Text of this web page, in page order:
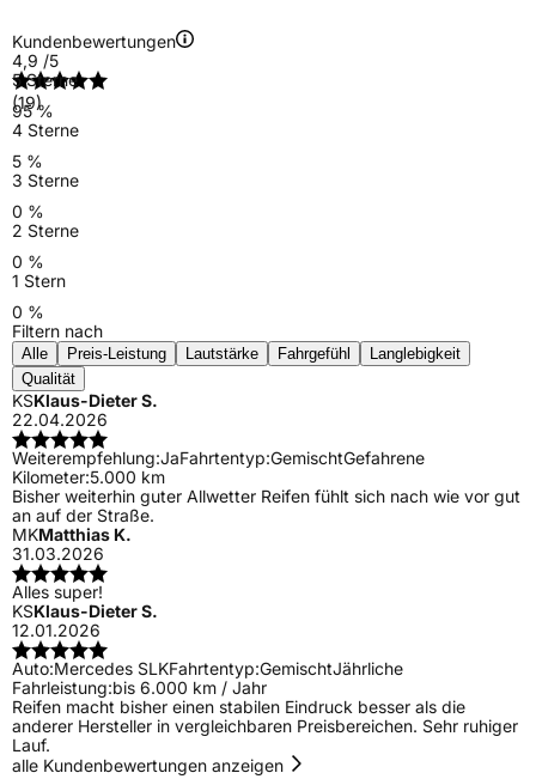
Kundenbewertungen
4,9 /5
(19)
5 Sterne
95 %
4 Sterne
5 %
3 Sterne
0 %
2 Sterne
0 %
1 Stern
0 %
Filtern nach
Alle Preis-Leistung Lautstärke Fahrgefühl
Langlebigkeit
Qualität
KSKlaus-Dieter S.
22.04.2026
Weiterempfehlung:JaFahrtentyp:GemischtGefahrene
Kilometer:5.000 km
Bisher weiterhin guter Allwetter Reifen fühlt sich nach wie vor gut
an auf der Straße.
MKMatthias K.
31.03.2026
Alles super!
KSKlaus-Dieter S.
12.01.2026
Auto:Mercedes SLKFahrtentyp:GemischtJährliche
Fahrleistung:bis 6.000 km / Jahr
Reifen macht bisher einen stabilen Eindruck besser als die
anderer Hersteller in vergleichbaren Preisbereichen. Sehr ruhiger
Lauf.
alle Kundenbewertungen anzeigen